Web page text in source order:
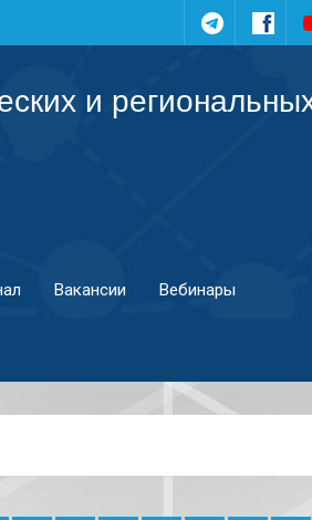
Telegram
и
Вакансии Вебинары